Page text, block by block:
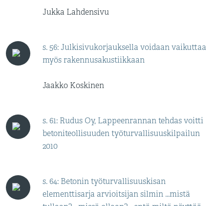
Jukka Lahdensivu
s. 56: Julkisivukorjauksella voidaan vaikuttaa
myös rakennusakustiikkaan
Jaakko Koskinen
s. 61: Rudus Oy, Lappeenrannan tehdas voitti
betoniteollisuuden työturvallisuuskilpailun
2010
s. 64: Betonin työturvallisuuskisan
elementtisarja arvioitsijan silmin ...mistä